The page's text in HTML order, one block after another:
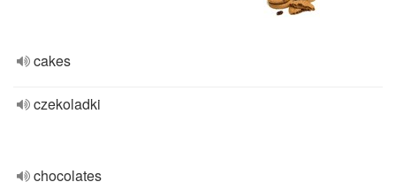
cakes
czekoladki
chocolates